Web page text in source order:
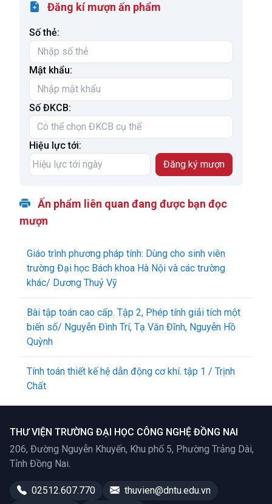
Đăng kí mượn ấn phẩm
Số thẻ:
Mật khẩu:
Số ĐKCB:
Hiệu lực tới:
Ấn phẩm liên quan đang được bạn đọc
mượn
Giáo trình phương pháp tính: Dùng cho sinh viên
trường Đại học Bách khoa Hà Nội và các trường
khác/ Dương Thuỷ Vỹ
Bài tập toán cao cấp. Tập 2, Phép tính giải tích một
biến số/ Nguyễn Đình Trí, Tạ Văn Đĩnh, Nguyễn Hồ
Quỳnh
Tính toán thiết kế hệ dẫn động cơ khí. tập 1 / Trịnh
Chất
THƯ VIỆN TRƯỜNG ĐẠI HỌC CÔNG NGHỆ ĐỒNG NAI
206, Đường Nguyễn Khuyến, Khu phố 5, Phường Trảng Dài,
Tỉnh Đồng Nai.
02512.607.770 thuvien@dntu.edu.vn